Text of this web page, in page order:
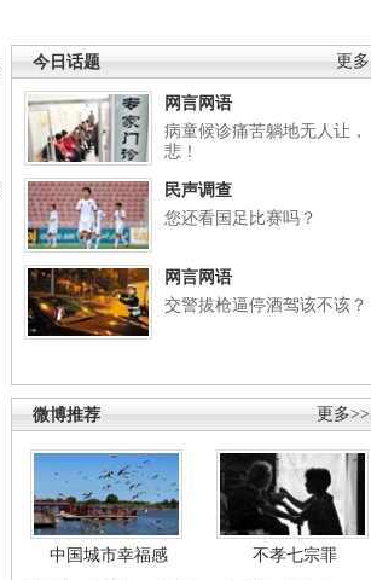
更多
今日话题
网言网语
病童候诊痛苦躺地无人让，
悲！
民声调查
您还看国足比赛吗？
网言网语
交警拔枪逼停酒驾该不该？
更多>>
微博推荐
中国城市幸福感
不孝七宗罪